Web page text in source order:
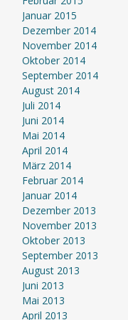
Januar 2015
Dezember 2014
November 2014
Oktober 2014
September 2014
August 2014
Juli 2014
Juni 2014
Mai 2014
April 2014
März 2014
Februar 2014
Januar 2014
Dezember 2013
November 2013
Oktober 2013
September 2013
August 2013
Juni 2013
Mai 2013
April 2013